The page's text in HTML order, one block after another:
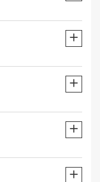
＋
＋
＋
＋